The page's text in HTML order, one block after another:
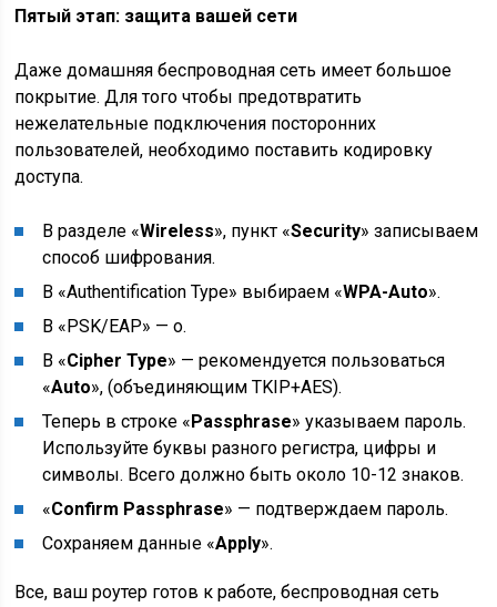
Пятый этап: защита вашей сети
Даже домашняя беспроводная сеть имеет большое
покрытие. Для того чтобы предотвратить
нежелательные подключения посторонних
пользователей, необходимо поставить кодировку
доступа.
В разделе «Wireless», пункт «Security» записываем
способ шифрования.
В «Authentification Type» выбираем «WPA-Auto».
В «PSK/EAP» — о.
В «Cipher Type» — рекомендуется пользоваться
«Auto», (объединяющим TKIP+AES).
Теперь в строке «Passphrase» указываем пароль.
Используйте буквы разного регистра, цифры и
символы. Всего должно быть около 10-12 знаков.
«Confirm Passphrase» — подтверждаем пароль.
Сохраняем данные «Apply».
Все, ваш роутер готов к работе, беспроводная сеть